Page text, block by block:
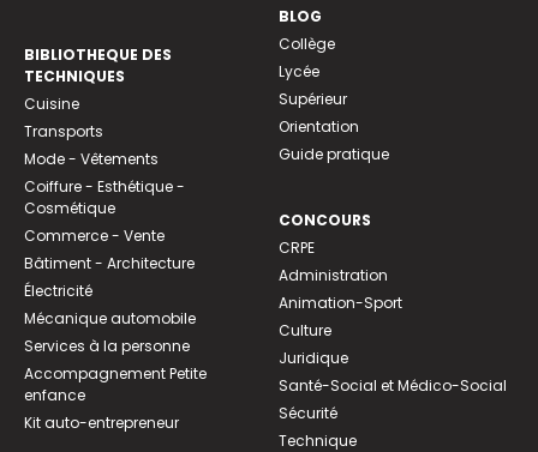
BIBLIOTHEQUE DES
TECHNIQUES
Cuisine
Transports
Mode - Vêtements
Coiffure - Esthétique -
Cosmétique
Commerce - Vente
Bâtiment - Architecture
Électricité
Mécanique automobile
Services à la personne
Accompagnement Petite
enfance
Kit auto-entrepreneur
BLOG
Collège
Lycée
Supérieur
Orientation
Guide pratique
CONCOURS
CRPE
Administration
Animation-Sport
Culture
Juridique
Santé-Social et Médico-Social
Sécurité
Technique